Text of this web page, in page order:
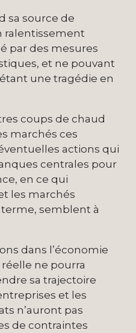
sa source de
ralentissement
par des mesures
et ne pouvant
une tragédie en
coups de chaud
marchés ces
actions qui
centrales pour
en ce qui
les marchés
semblent à
dans l’économie
ne pourra
sa trajectoire
et les
n’auront pas
de contraintes